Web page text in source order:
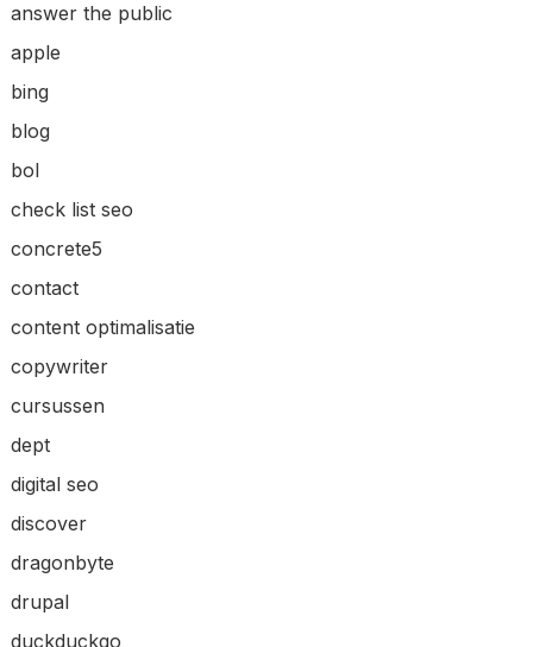
answer the public
apple
bing
blog
bol
check list seo
concrete5
contact
content optimalisatie
copywriter
cursussen
dept
digital seo
discover
dragonbyte
drupal
duckduckgo